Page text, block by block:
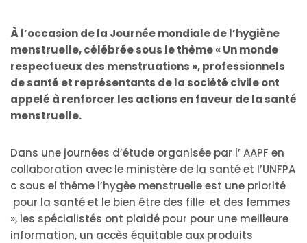
À l’occasion de la Journée mondiale de l’hygiène
menstruelle, célébrée sous le thème « Un monde
respectueux des menstruations », professionnels
de santé et représentants de la société civile ont
appelé à renforcer les actions en faveur de la santé
menstruelle.
Dans une journées d’étude organisée par l’ AAPF en
collaboration avec le ministère de la santé et l’UNFPA
c sous el théme l’hygèe menstruelle est une priorité
pour la santé et le bien être des fille et des femmes
», les spécialistés ont plaidé pour pour une meilleure
information, un accès équitable aux produits